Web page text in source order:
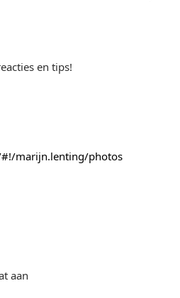
en tips!
marijn.lenting/photos
aan